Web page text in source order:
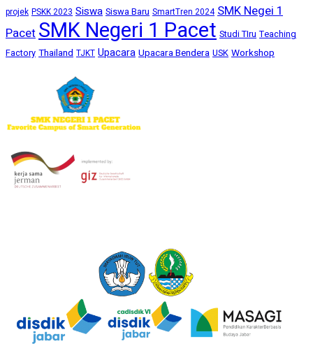
projek PSKK 2023 Siswa Siswa Baru SmartTren 2024 SMK Negei 1
PacetSMK Negeri 1 Pacet Studi TIru Teaching
Factory Thailand TJKT Upacara Upacara Bendera USK Workshop